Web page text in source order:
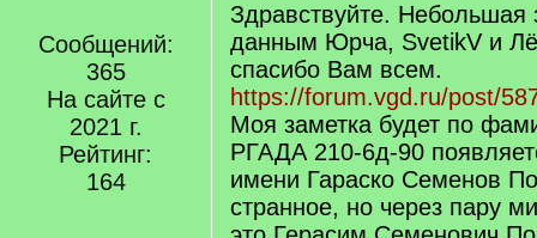
Сообщений:
365
На сайте с
2021 г.
Рейтинг:
164
Здравствуйте. Небольшая
данным Юрча, SvetikV и
спасибо Вам всем.
https://forum.vgd.ru/post/
Моя заметка будет по
РГАДА 210-6д-90
имени Гараско Семенов
странное, но через пару